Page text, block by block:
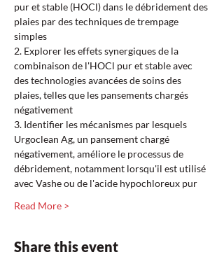
pur et stable (HOCl) dans le débridement des
plaies par des techniques de trempage
simples
2. Explorer les effets synergiques de la
combinaison de l'HOCl pur et stable avec
des technologies avancées de soins des
plaies, telles que les pansements chargés
négativement
3. Identifier les mécanismes par lesquels
Urgoclean Ag, un pansement chargé
négativement, améliore le processus de
débridement, notamment lorsqu'il est utilisé
avec Vashe ou de l'acide hypochloreux pur
Read More >
Share this event